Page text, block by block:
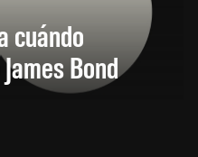
cuándo
Bond